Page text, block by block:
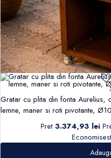
Gratar cu plita din fonta Aurelius,
lemne, maner si roti pivotante,
Pret 3.374,93 lei